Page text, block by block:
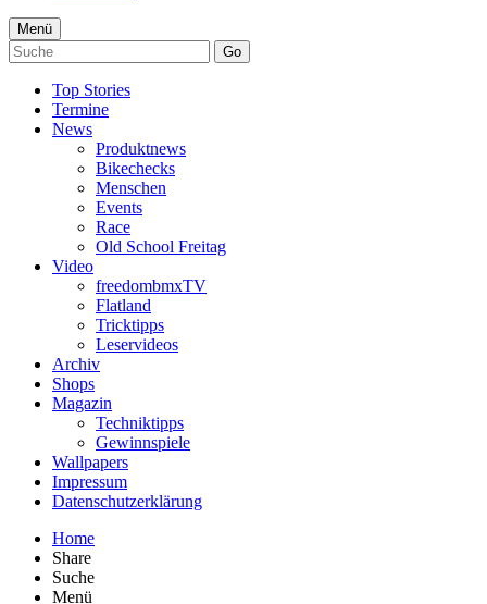
Menü
Go
Top Stories
Termine
News
Produktnews
Bikechecks
Menschen
Events
Race
Old School Freitag
Video
freedombmxTV
Flatland
Tricktipps
Leservideos
Archiv
Shops
Magazin
Techniktipps
Gewinnspiele
Wallpapers
Impressum
Datenschutzerklärung
Home
Share
Suche
Menü